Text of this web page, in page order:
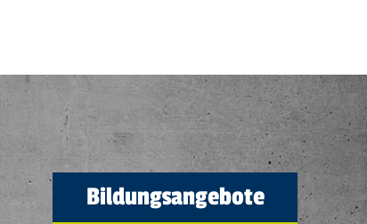
Bildungsangebote